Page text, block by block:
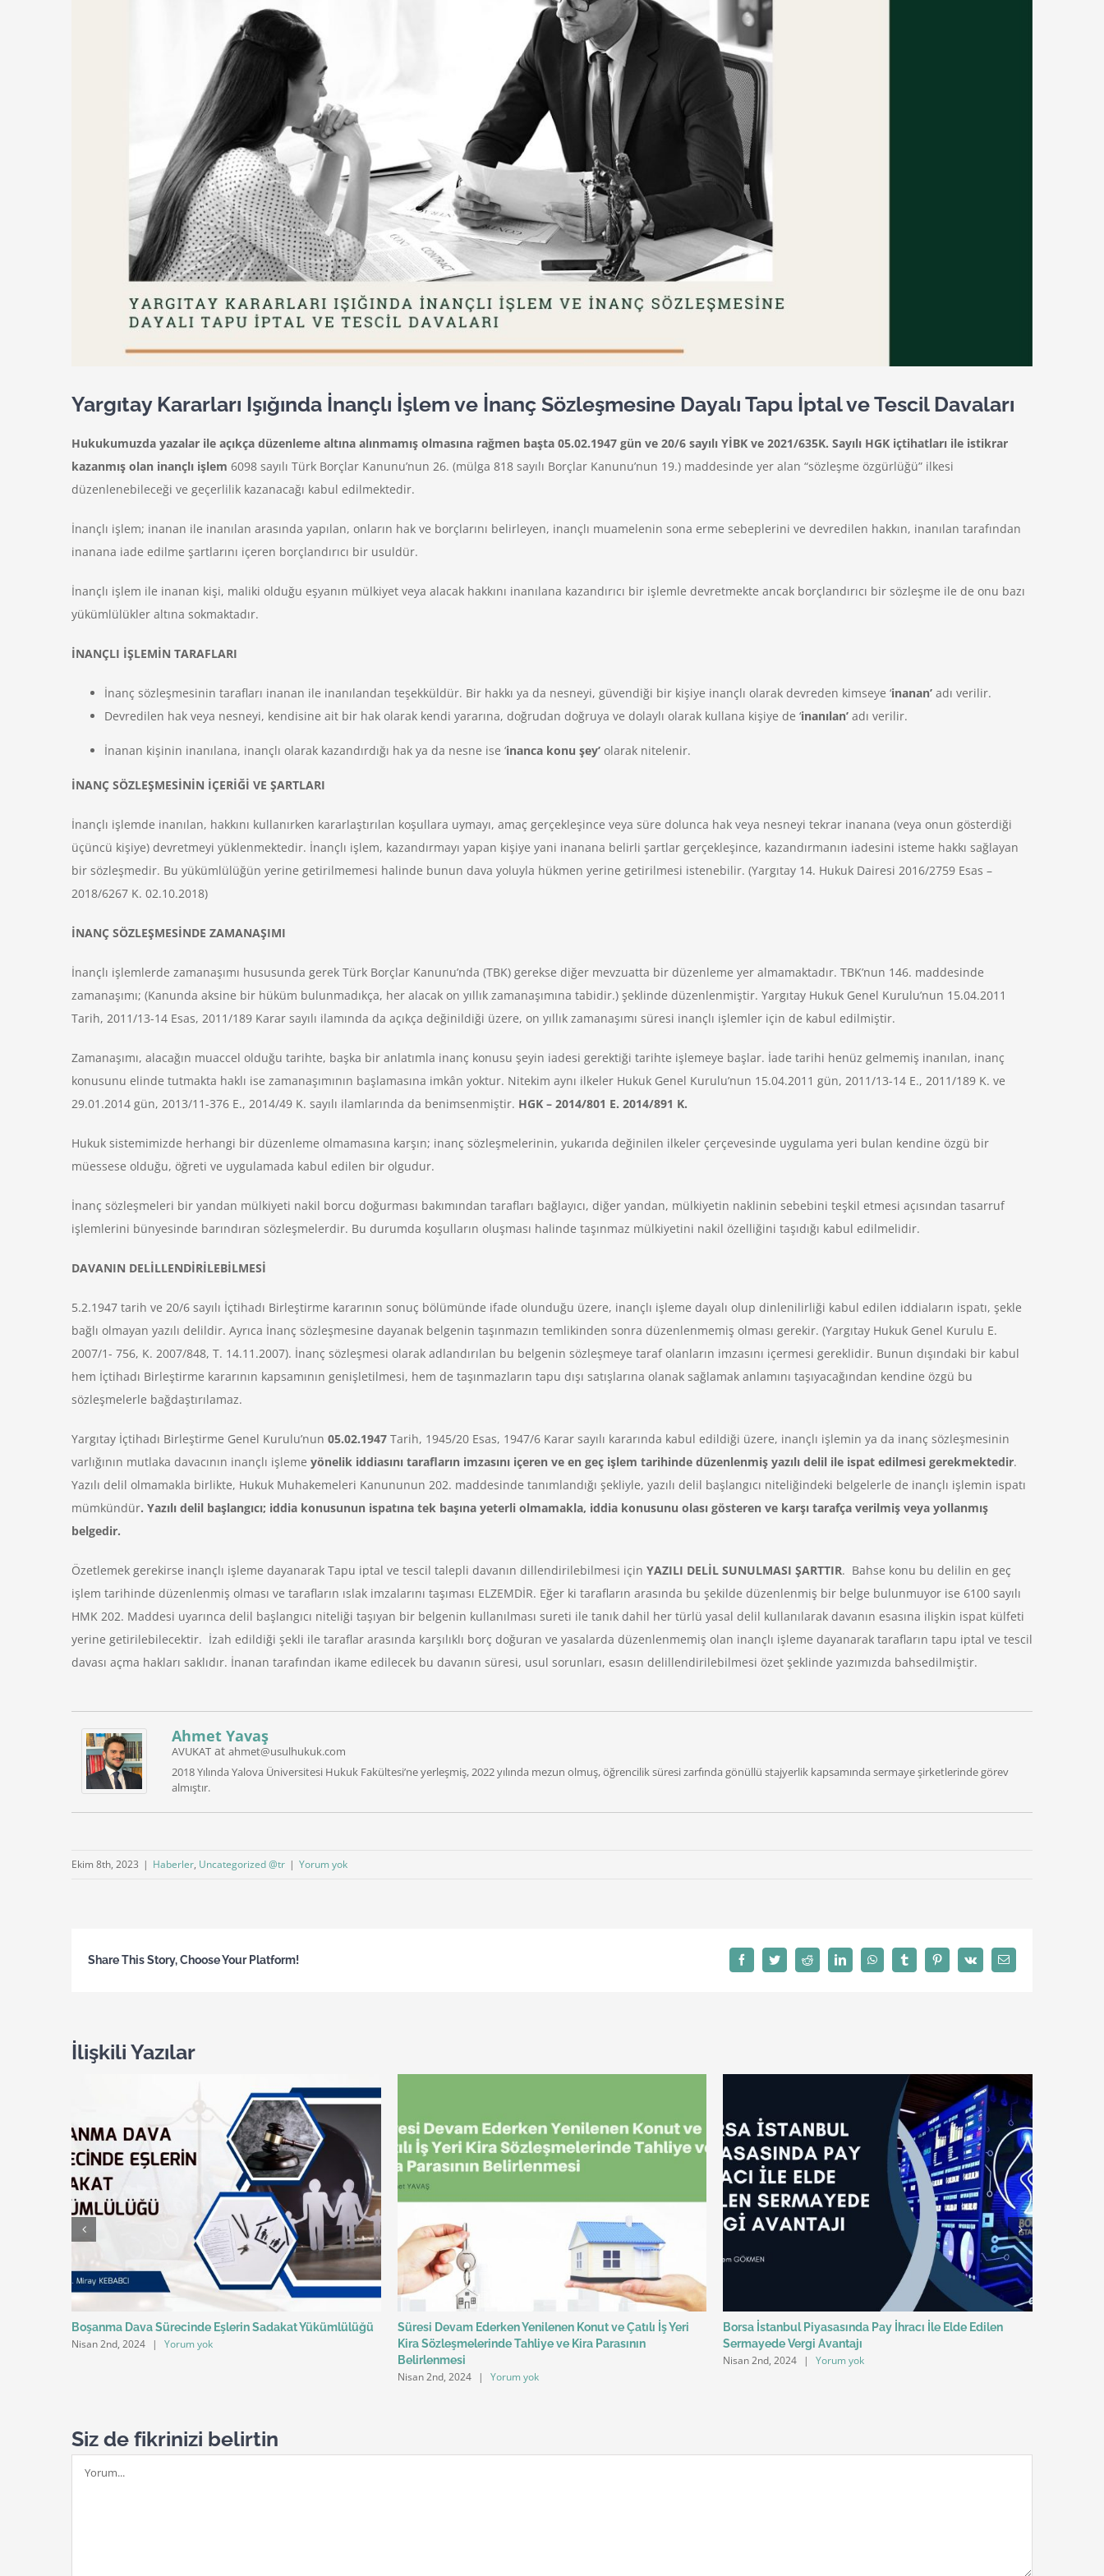
Yargıtay Kararları Işığında İnançlı İşlem ve İnanç Sözleşmesine Dayalı Tapu İptal ve Tescil Davaları
Hukukumuzda yazalar ile açıkça düzenleme altına alınmamış olmasına rağmen başta 05.02.1947 gün ve 20/6 sayılı YİBK ve 2021/635K. Sayılı HGK içtihatları ile istikrar
kazanmış olan inançlı işlem 6098 sayılı Türk Borçlar Kanunu’nun 26. (mülga 818 sayılı Borçlar Kanunu’nun 19.) maddesinde yer alan “sözleşme özgürlüğü” ilkesi
düzenlenebileceği ve geçerlilik kazanacağı kabul edilmektedir.
İnançlı işlem; inanan ile inanılan arasında yapılan, onların hak ve borçlarını belirleyen, inançlı muamelenin sona erme sebeplerini ve devredilen hakkın, inanılan tarafından
inanana iade edilme şartlarını içeren borçlandırıcı bir usuldür.
İnançlı işlem ile inanan kişi, maliki olduğu eşyanın mülkiyet veya alacak hakkını inanılana kazandırıcı bir işlemle devretmekte ancak borçlandırıcı bir sözleşme ile de onu bazı
yükümlülükler altına sokmaktadır.
İNANÇLI İŞLEMİN TARAFLARI
İnanç sözleşmesinin tarafları inanan ile inanılandan teşekküldür. Bir hakkı ya da nesneyi, güvendiği bir kişiye inançlı olarak devreden kimseye ‘inanan’ adı verilir.
Devredilen hak veya nesneyi, kendisine ait bir hak olarak kendi yararına, doğrudan doğruya ve dolaylı olarak kullana kişiye de ‘inanılan’ adı verilir.
İnanan kişinin inanılana, inançlı olarak kazandırdığı hak ya da nesne ise ‘inanca konu şey’ olarak nitelenir.
İNANÇ SÖZLEŞMESİNİN İÇERİĞİ VE ŞARTLARI
İnançlı işlemde inanılan, hakkını kullanırken kararlaştırılan koşullara uymayı, amaç gerçekleşince veya süre dolunca hak veya nesneyi tekrar inanana (veya onun gösterdiği
üçüncü kişiye) devretmeyi yüklenmektedir. İnançlı işlem, kazandırmayı yapan kişiye yani inanana belirli şartlar gerçekleşince, kazandırmanın iadesini isteme hakkı sağlayan
bir sözleşmedir. Bu yükümlülüğün yerine getirilmemesi halinde bunun dava yoluyla hükmen yerine getirilmesi istenebilir. (Yargıtay 14. Hukuk Dairesi 2016/2759 Esas –
2018/6267 K. 02.10.2018)
İNANÇ SÖZLEŞMESİNDE ZAMANAŞIMI
İnançlı işlemlerde zamanaşımı hususunda gerek Türk Borçlar Kanunu’nda (TBK) gerekse diğer mevzuatta bir düzenleme yer almamaktadır. TBK’nun 146. maddesinde
zamanaşımı; (Kanunda aksine bir hüküm bulunmadıkça, her alacak on yıllık zamanaşımına tabidir.) şeklinde düzenlenmiştir. Yargıtay Hukuk Genel Kurulu’nun 15.04.2011
Tarih, 2011/13-14 Esas, 2011/189 Karar sayılı ilamında da açıkça değinildiği üzere, on yıllık zamanaşımı süresi inançlı işlemler için de kabul edilmiştir.
Zamanaşımı, alacağın muaccel olduğu tarihte, başka bir anlatımla inanç konusu şeyin iadesi gerektiği tarihte işlemeye başlar. İade tarihi henüz gelmemiş inanılan, inanç
konusunu elinde tutmakta haklı ise zamanaşımının başlamasına imkân yoktur. Nitekim aynı ilkeler Hukuk Genel Kurulu’nun 15.04.2011 gün, 2011/13-14 E., 2011/189 K. ve
29.01.2014 gün, 2013/11-376 E., 2014/49 K. sayılı ilamlarında da benimsenmiştir. HGK – 2014/801 E. 2014/891 K.
Hukuk sistemimizde herhangi bir düzenleme olmamasına karşın; inanç sözleşmelerinin, yukarıda değinilen ilkeler çerçevesinde uygulama yeri bulan kendine özgü bir
müessese olduğu, öğreti ve uygulamada kabul edilen bir olgudur.
İnanç sözleşmeleri bir yandan mülkiyeti nakil borcu doğurması bakımından tarafları bağlayıcı, diğer yandan, mülkiyetin naklinin sebebini teşkil etmesi açısından tasarruf
işlemlerini bünyesinde barındıran sözleşmelerdir. Bu durumda koşulların oluşması halinde taşınmaz mülkiyetini nakil özelliğini taşıdığı kabul edilmelidir.
DAVANIN DELİLLENDİRİLEBİLMESİ
5.2.1947 tarih ve 20/6 sayılı İçtihadı Birleştirme kararının sonuç bölümünde ifade olunduğu üzere, inançlı işleme dayalı olup dinlenilirliği kabul edilen iddiaların ispatı, şekle
bağlı olmayan yazılı delildir. Ayrıca İnanç sözleşmesine dayanak belgenin taşınmazın temlikinden sonra düzenlenmemiş olması gerekir. (Yargıtay Hukuk Genel Kurulu E.
2007/1- 756, K. 2007/848, T. 14.11.2007). İnanç sözleşmesi olarak adlandırılan bu belgenin sözleşmeye taraf olanların imzasını içermesi gereklidir. Bunun dışındaki bir kabul
hem İçtihadı Birleştirme kararının kapsamının genişletilmesi, hem de taşınmazların tapu dışı satışlarına olanak sağlamak anlamını taşıyacağından kendine özgü bu
sözleşmelerle bağdaştırılamaz.
Yargıtay İçtihadı Birleştirme Genel Kurulu’nun 05.02.1947 Tarih, 1945/20 Esas, 1947/6 Karar sayılı kararında kabul edildiği üzere, inançlı işlemin ya da inanç sözleşmesinin
varlığının mutlaka davacının inançlı işleme yönelik iddiasını tarafların imzasını içeren ve en geç işlem tarihinde düzenlenmiş yazılı delil ile ispat edilmesi gerekmektedir.
Yazılı delil olmamakla birlikte, Hukuk Muhakemeleri Kanununun 202. maddesinde tanımlandığı şekliyle, yazılı delil başlangıcı niteliğindeki belgelerle de inançlı işlemin ispatı
mümkündür. Yazılı delil başlangıcı; iddia konusunun ispatına tek başına yeterli olmamakla, iddia konusunu olası gösteren ve karşı tarafça verilmiş veya yollanmış
belgedir.
Özetlemek gerekirse inançlı işleme dayanarak Tapu iptal ve tescil talepli davanın dillendirilebilmesi için YAZILI DELİL SUNULMASI ŞARTTIR. Bahse konu bu delilin en geç
işlem tarihinde düzenlenmiş olması ve tarafların ıslak imzalarını taşıması ELZEMDİR. Eğer ki tarafların arasında bu şekilde düzenlenmiş bir belge bulunmuyor ise 6100 sayılı
HMK 202. Maddesi uyarınca delil başlangıcı niteliği taşıyan bir belgenin kullanılması sureti ile tanık dahil her türlü yasal delil kullanılarak davanın esasına ilişkin ispat külfeti
yerine getirilebilecektir. İzah edildiği şekli ile taraflar arasında karşılıklı borç doğuran ve yasalarda düzenlenmemiş olan inançlı işleme dayanarak tarafların tapu iptal ve tescil
davası açma hakları saklıdır. İnanan tarafından ikame edilecek bu davanın süresi, usul sorunları, esasın delillendirilebilmesi özet şeklinde yazımızda bahsedilmiştir.
Ahmet Yavaş
AVUKAT at ahmet@usulhukuk.com
2018 Yılında Yalova Üniversitesi Hukuk Fakültesi’ne yerleşmiş, 2022 yılında mezun olmuş, öğrencilik süresi zarfında gönüllü stajyerlik kapsamında sermaye şirketlerinde görev
almıştır.
Ekim 8th, 2023 | Haberler, Uncategorized @tr | Yorum yok
Share This Story, Choose Your Platform! FacebookTwitterReddit LinkedInWhatsAppTumblrPinterest
Vk
E-
İlişkili Yazılar
Boşanma Dava Sürecinde Eşlerin Sadakat Yükümlülüğü
Nisan 2nd, 2024 | Yorum yok
Süresi Devam Ederken Yenilenen Konut ve Çatılı İş Yeri
Kira Sözleşmelerinde Tahliye ve Kira Parasının
Belirlenmesi
Nisan 2nd, 2024 | Yorum yok
Borsa İstanbul Piyasasında Pay İhracı İle Elde Edilen
Sermayede Vergi Avantajı
Nisan 2nd, 2024 | Yorum yok
Siz de fikrinizi belirtin